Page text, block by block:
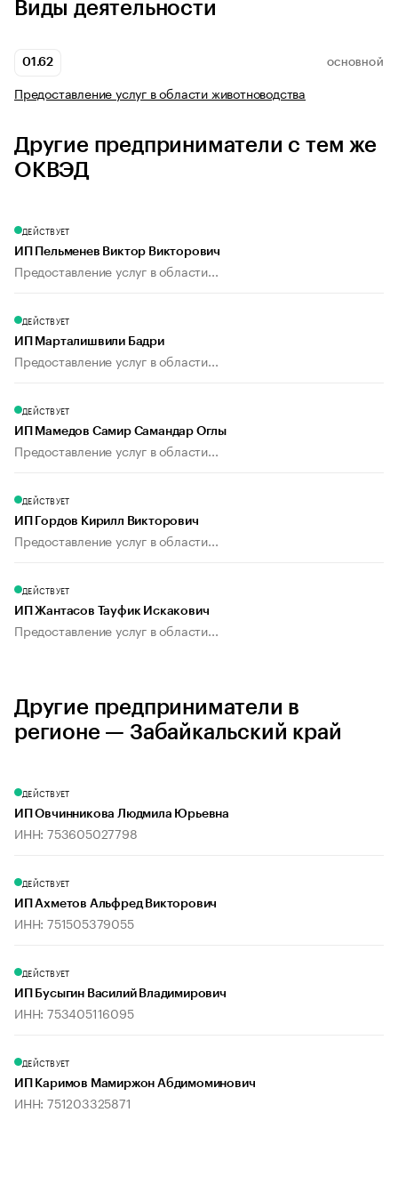
Виды деятельности
01.62 ОСНОВНОЙ
Предоставление услуг в области животноводства
Другие предприниматели с тем же
ОКВЭД
ДЕЙСТВУЕТ
ИП Пельменев Виктор Викторович
Предоставление услуг в области...
ДЕЙСТВУЕТ
ИП Марталишвили Бадри
Предоставление услуг в области...
ДЕЙСТВУЕТ
ИП Мамедов Самир Самандар Оглы
Предоставление услуг в области...
ДЕЙСТВУЕТ
ИП Гордов Кирилл Викторович
Предоставление услуг в области...
ДЕЙСТВУЕТ
ИП Жантасов Тауфик Искакович
Предоставление услуг в области...
Другие предприниматели в
регионе — Забайкальский край
ДЕЙСТВУЕТ
ИП Овчинникова Людмила Юрьевна
ИНН: 753605027798
ДЕЙСТВУЕТ
ИП Ахметов Альфред Викторович
ИНН: 751505379055
ДЕЙСТВУЕТ
ИП Бусыгин Василий Владимирович
ИНН: 753405116095
ДЕЙСТВУЕТ
ИП Каримов Мамиржон Абдимоминович
ИНН: 751203325871